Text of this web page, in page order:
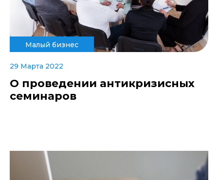
Малый бизнес
29 Марта 2022
О проведении антикризисных
семинаров